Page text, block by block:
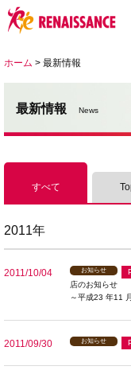
ホーム > 最新情報
最新情報 News
すべて
2011年
2011/10/04 お知らせ
店のお知らせ
～平成23 年11
2011/09/30 お知らせ